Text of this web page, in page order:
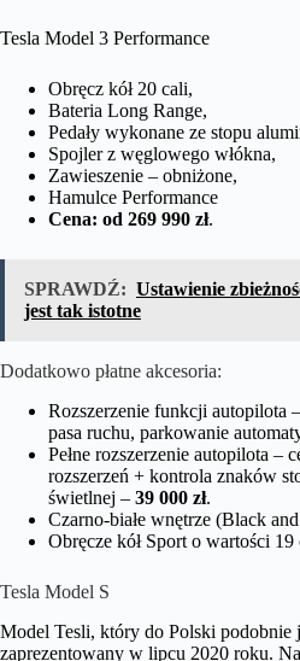
Tesla Model 3 Performance
Obręcz kół 20 cali,
Bateria Long Range,
Pedały wykonane ze stopu
Spojler z węglowego włókna,
Zawieszenie – obniżone,
Hamulce Performance
Cena: od 269 990 zł.
SPRAWDŹ: Ustawienie
jest tak istotne
Dodatkowo płatne akcesoria:
Rozszerzenie funkcji autopilota
pasa ruchu, parkowanie
Pełne rozszerzenie autopilota –
rozszerzeń + kontrola znaków
świetlnej – 39 000 zł.
Czarno-białe wnętrze (Black
Obręcze kół Sport o wartości 19
Tesla Model S
Model Tesli, który do Polski podobnie
zaprezentowany w lipcu 2020 roku.